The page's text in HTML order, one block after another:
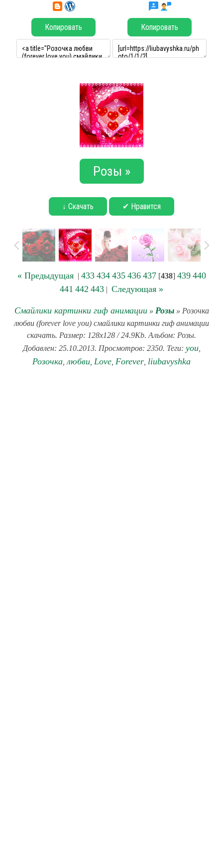
Копировать Копировать
Розы »
↓ Скачать ✔ Нравится
« Предыдущая| 433 434 435 436 437[438] 439 440
441 442 443 | Следующая »
Смайлики картинки гиф анимации» Розы» Розочка
любви (forever love you) смайлики картинки гиф анимации
скачать. Размер: 128x128 / 24.9Kb. Альбом: Розы.
Добавлен: 25.10.2013. Просмотров: 2350. Теги: you,
Розочка любви Love Forever liubavyshka